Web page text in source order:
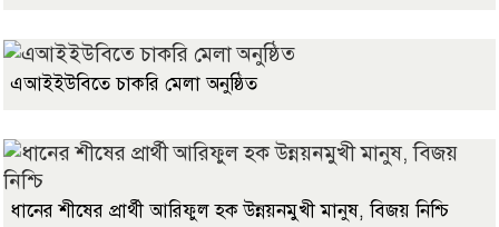
এআইইউবিতে চাকরি মেলা অনুষ্ঠিত
ধানের শীষের প্রার্থী আরিফুল হক উন্নয়নমুখী মানুষ, বিজয় নিশ্চি